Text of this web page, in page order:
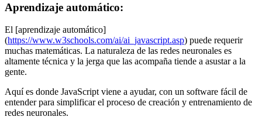
Aprendizaje automático:
El [aprendizaje automático]
(https://www.w3schools.com/ai/ai_javascript.asp) puede requerir
muchas matemáticas. La naturaleza de las redes neuronales es
altamente técnica y la jerga que las acompaña tiende a asustar a la
gente.
Aquí es donde JavaScript viene a ayudar, con un software fácil de
entender para simplificar el proceso de creación y entrenamiento de
redes neuronales.